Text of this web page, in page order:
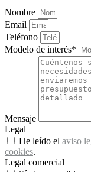
Nombre
Email
Teléfono
Modelo de interés*
Mensaje
Legal
He leído el aviso
cookies.
Legal comercial